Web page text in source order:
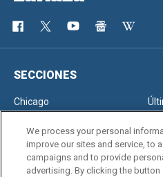
SECCIONES
Chicago
We process your personal
improve our sites and service, to
campaigns and to provide
advertising. By clicking the button